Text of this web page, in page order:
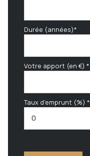
Durée (années)*
Votre apport (en €) *
Taux d'emprunt (%) *